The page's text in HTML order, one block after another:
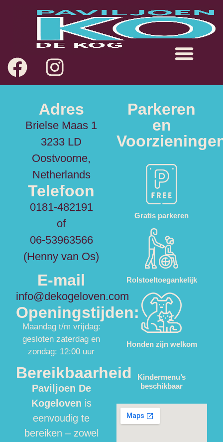
Adres
Brielse Maas 1
3233 LD
Oostvoorne,
Netherlands
Telefoon
0181-482191
of
06-53963566
(Henny van Os)
E-mail
info@dekogeloven.com
Openingstijden:
Maandag t/m vrijdag:
gesloten zaterdag en
zondag: 12:00 uur
Bereikbaarheid
Paviljoen De
Kogeloven is
eenvoudig te
bereiken – zowel
Parkeren
en
Gratis parkeren
Rolstoeltoegankelijk
Honden zijn welkom
Kindermenu’s
beschikbaar